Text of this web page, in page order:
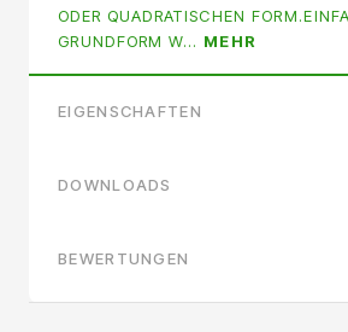
ODER QUADRATISCHEN
GRUNDFORM W… MEHR
EIGENSCHAFTEN
DOWNLOADS
BEWERTUNGEN